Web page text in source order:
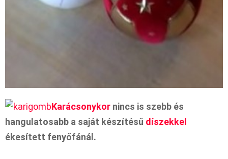
Karácsonykor nincs is szebb és
hangulatosabb a saját készítésű díszekkel
ékesített fenyőfánál.